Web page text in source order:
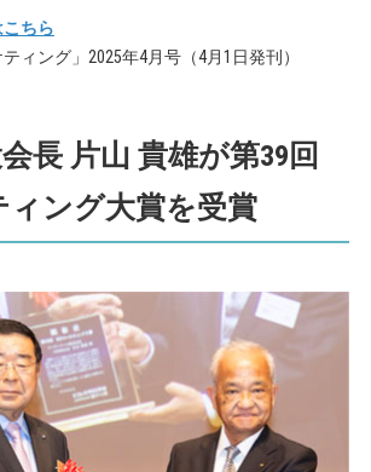
ちら
ィング」2025年4月号（4月1日発刊）
長 片山 貴雄が第39回
ィング大賞を受賞